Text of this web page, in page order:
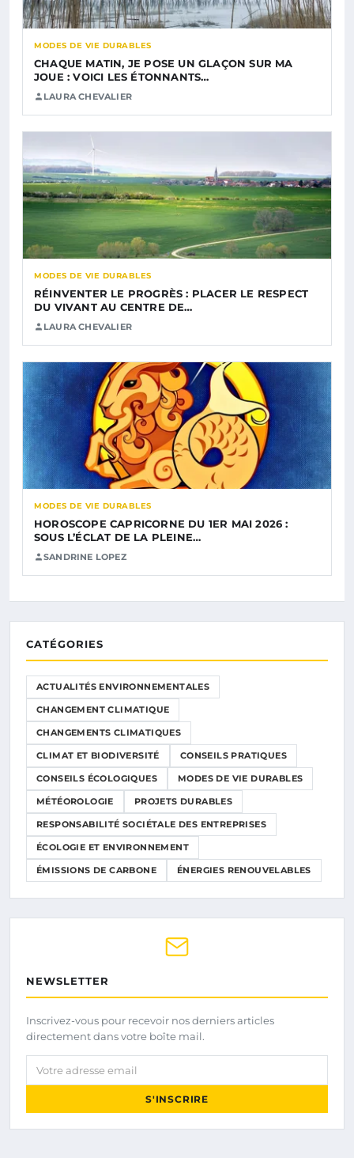
MODES DE VIE DURABLES
CHAQUE MATIN, JE POSE UN GLAÇON SUR MA
JOUE : VOICI LES ÉTONNANTS…
LAURA CHEVALIER
MODES DE VIE DURABLES
RÉINVENTER LE PROGRÈS : PLACER LE RESPECT
DU VIVANT AU CENTRE DE…
LAURA CHEVALIER
MODES DE VIE DURABLES
HOROSCOPE CAPRICORNE DU 1ER MAI 2026 :
SOUS L’ÉCLAT DE LA PLEINE…
SANDRINE LOPEZ
CATÉGORIES
ACTUALITÉS ENVIRONNEMENTALES
CHANGEMENT CLIMATIQUE
CHANGEMENTS CLIMATIQUES
CLIMAT ET BIODIVERSITÉ CONSEILS PRATIQUES
CONSEILS ÉCOLOGIQUES MODES DE VIE DURABLES
MÉTÉOROLOGIE PROJETS DURABLES
RESPONSABILITÉ SOCIÉTALE DES ENTREPRISES
ÉCOLOGIE ET ENVIRONNEMENT
ÉMISSIONS DE CARBONE ÉNERGIES RENOUVELABLES
NEWSLETTER
Inscrivez-vous pour recevoir nos derniers articles
directement dans votre boîte mail.
Votre adresse email
S'INSCRIRE